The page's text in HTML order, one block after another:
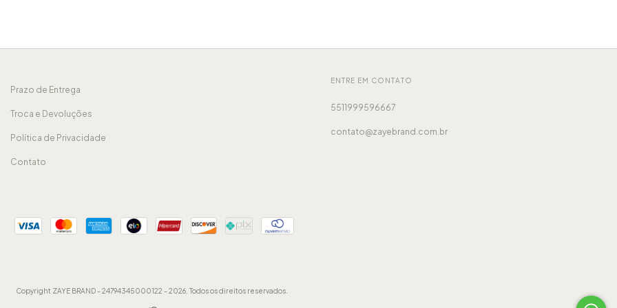
Prazo de Entrega
Troca e Devoluções
Política de Privacidade
Contato
ENTRE EM CONTATO
5511999596667
contato@zayebrand.com.br
Copyright ZAYE BRAND - 24794345000122 - 2026. Todos os direitos reservados.